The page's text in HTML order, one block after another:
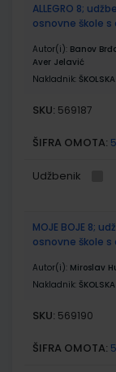
ALLEGRO 8;
osnovne škole
Autor(i): Banov
Aver Jelavić
Nakladnik:
SKU: 569187
ŠIFRA OMOTA:
Udžbenik
MOJE BOJE 8;
osnovne škole
Autor(i): Miroslav
Nakladnik:
SKU: 569190
ŠIFRA OMOTA: